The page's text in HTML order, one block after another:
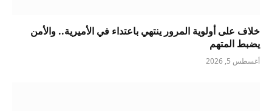
خلاف على أولوية المرور ينتهي باعتداء في الأميرية.. والأمن
يضبط المتهم
أغسطس 5, 2026